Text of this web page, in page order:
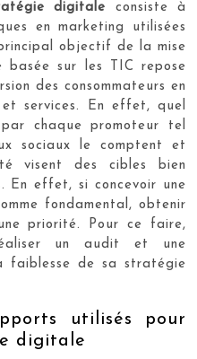
digitale consiste à
en marketing utilisées
objectif de la mise
sur les TIC repose
des consommateurs en
services. En effet, quel
chaque promoteur tel
sociaux le comptent et
visent des cibles bien
En effet, si concevoir une
fondamental, obtenir
priorité. Pour ce faire,
un audit et une
de sa stratégie
utilisés pour
digitale